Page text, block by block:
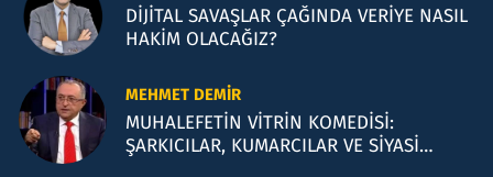
DİJİTAL SAVAŞLAR ÇAĞINDA VERİYE NASIL
HAKİM OLACAĞIZ?
MEHMET DEMIR
MUHALEFETİN VİTRİN KOMEDİSİ:
ŞARKICILAR, KUMARCILAR VE SİYASİ